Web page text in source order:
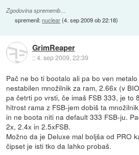
Zgodovina sprememb…
spremenil:nuclear(4. sep 2009 ob 22:18)
GrimReaper
::4. sep 2009, 22:39
Pač ne bo ti bootalo ali pa bo ven
nestabilen množilnik za ram, 2.66x (v
pa četrti po vrsti, če imaš FSB 333, je to
hitrost rama z FSB-jem dobiš ta
in ne boota niti na default 333 FSB-ju.
2x, 2.4x in 2.5xFSB.
Možno da je Deluxe mal boljša od PRO
čipset je isti tko da lahko probaš.